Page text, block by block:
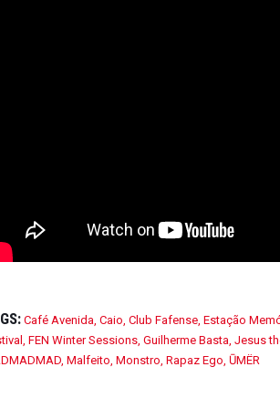
Café Avenida, Caio, Club Fafense, Estação
, FEN Winter Sessions, Guilherme Basta, Jesus
, Malfeito, Monstro, Rapaz Ego, ŪMËR